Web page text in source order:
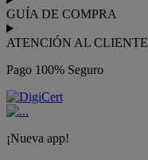
GUÍA DE COMPRA
ATENCIÓN AL CLIENTE
Pago 100% Seguro
¡Nueva app!